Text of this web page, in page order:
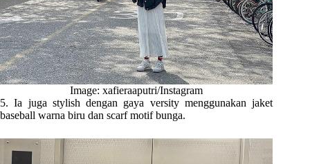
Image: xafieraaputri/Instagram
5. Ia juga stylish dengan gaya versity menggunakan jaket
baseball warna biru dan scarf motif bunga.